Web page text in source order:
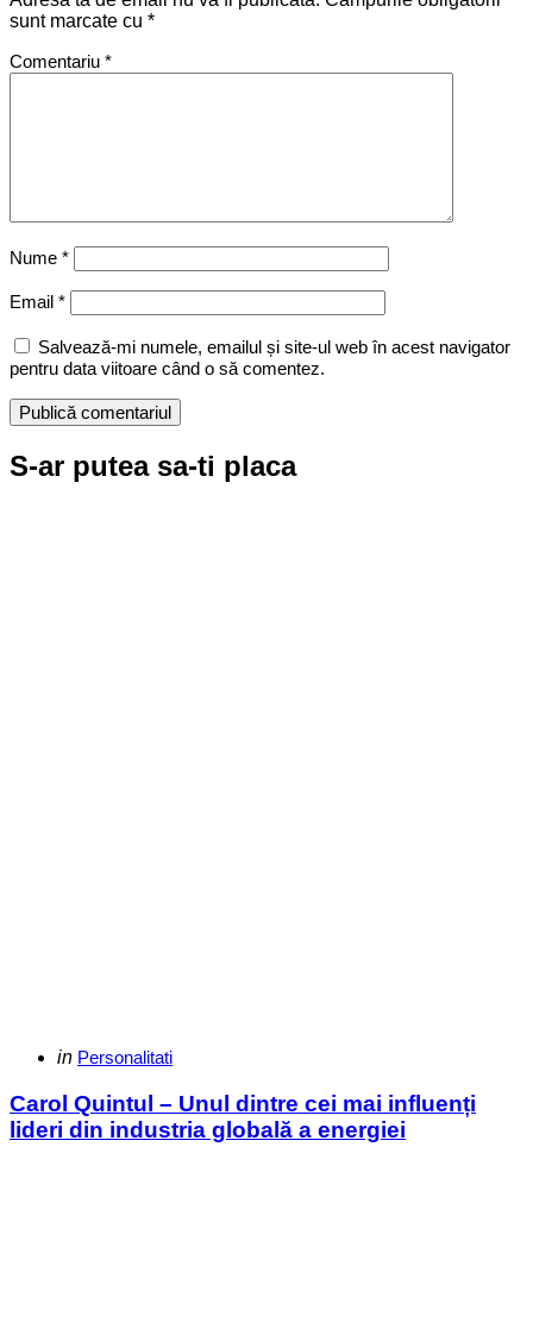
sunt marcate cu *
Comentariu *
Nume *
Email *
Salvează-mi numele, emailul și site-ul web în acest navigator
pentru data viitoare când o să comentez.
S-ar putea sa-ti placa
Categories
Posted
in Personalitati
Carol Quintul – Unul dintre cei mai influenți
lideri din industria globală a energiei